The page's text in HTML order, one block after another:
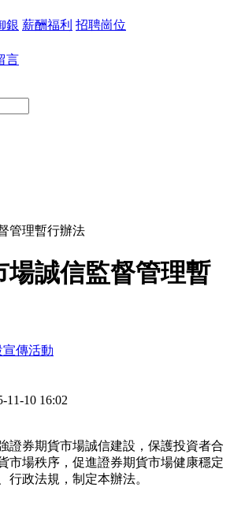
銀 薪酬福利 招聘崗位
言
管理暫行辦法
場誠信監督管理暫
傳活動
11-10 16:02
證券期貨市場誠信建設，保護投資者合
市場秩序，促進證券期貨市場健康穩定
行政法規，制定本辦法。